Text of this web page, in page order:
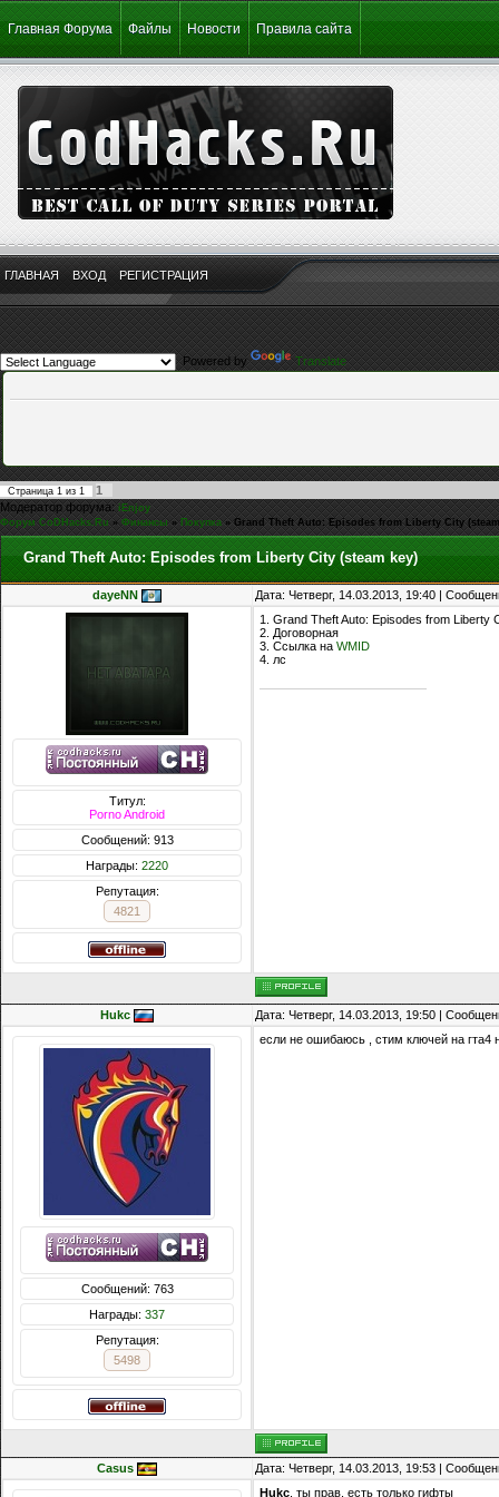
Главная Форума Файлы Новости Правила сайта
ГЛАВНАЯ ВХОД РЕГИСТРАЦИЯ
Powered by Translate
Страница 1 из 1
1
Модератор форума:iEnjoy
Форум CoDHacks.Ru » Финансы » Покупка » Grand Theft Auto: Episodes from Liberty City
Grand Theft Auto: Episodes from Liberty City (steam key)
dayeNN Дата: Четверг, 14.03.2013, 19:40 |
Титул:
Porno Android
Сообщений: 913
Награды: 2220
Репутация:
4821
1. Grand Theft Auto: Episodes from Liberty
2. Договорная
3. Ссылка на WMID
4. лс
Hukc Дата: Четверг, 14.03.2013, 19:50 |
Сообщений: 763
Награды: 337
Репутация:
5498
если не ошибаюсь , стим ключей на гта4
Casus Дата: Четверг, 14.03.2013, 19:53 |
Hukc , ты прав, есть только гифты